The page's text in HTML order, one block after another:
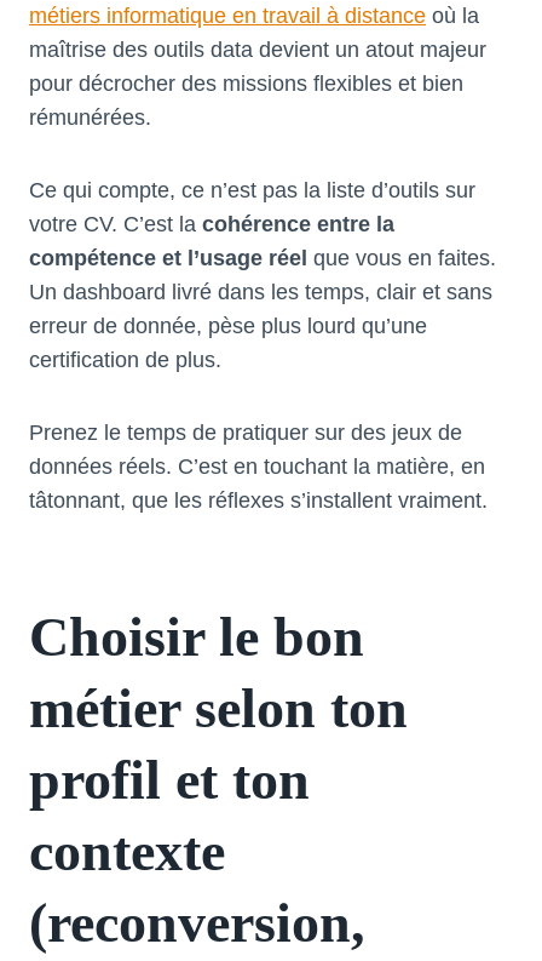
métiers informatique en travail à distance où la
maîtrise des outils data devient un atout majeur
pour décrocher des missions flexibles et bien
rémunérées.
Ce qui compte, ce n’est pas la liste d’outils sur
votre CV. C’est la cohérence entre la
compétence et l’usage réel que vous en faites.
Un dashboard livré dans les temps, clair et sans
erreur de donnée, pèse plus lourd qu’une
certification de plus.
Prenez le temps de pratiquer sur des jeux de
données réels. C’est en touchant la matière, en
tâtonnant, que les réflexes s’installent vraiment.
Choisir le bon
métier selon ton
profil et ton
contexte
(reconversion,